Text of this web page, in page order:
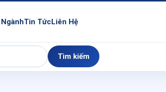
Tin TứcLiên Hệ
Tìm kiếm